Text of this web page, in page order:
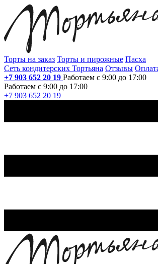
Торты на заказ Торты и пирожные Пасха
Сеть кондитерских Тортьяна Отзывы
+7 903 652 20 19 Работаем с 9:00 до 17:00
Работаем с 9:00 до 17:00
+7 903 652 20 19